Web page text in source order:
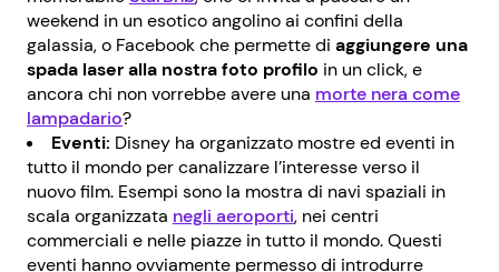
weekend in un esotico angolino ai confini della
galassia, o Facebook che permette di aggiungere una
spada laser alla nostra foto profilo in un click, e
ancora chi non vorrebbe avere una morte nera come
lampadario?
Eventi: Disney ha organizzato mostre ed eventi in
tutto il mondo per canalizzare l’interesse verso il
nuovo film. Esempi sono la mostra di navi spaziali in
scala organizzata negli aeroporti, nei centri
commerciali e nelle piazze in tutto il mondo. Questi
eventi hanno ovviamente permesso di introdurre